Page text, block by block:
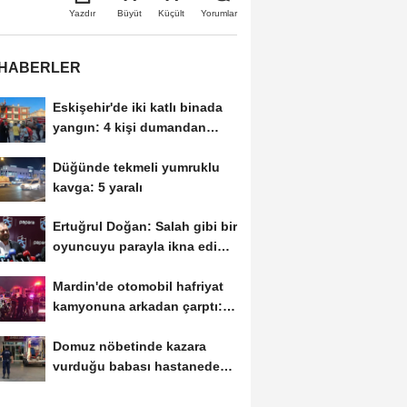
Yazdır Büyüt Küçült Yorumlar
Eskişehir'de iki katlı binada
yangın: 4 kişi dumandan
Düğünde tekmeli yumruklu
kavga: 5 yaralı
Ertuğrul Doğan: Salah gibi bir
oyuncuyu parayla ikna edip
Mardin'de otomobil hafriyat
kamyonuna arkadan çarptı: 1
Domuz nöbetinde kazara
vurduğu babası hastanede